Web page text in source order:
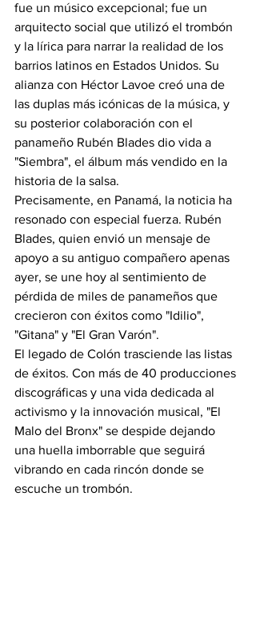
fue un músico excepcional; fue un
arquitecto social que utilizó el trombón
y la lírica para narrar la realidad de los
barrios latinos en Estados Unidos. Su
alianza con Héctor Lavoe creó una de
las duplas más icónicas de la música, y
su posterior colaboración con el
panameño Rubén Blades dio vida a
"Siembra", el álbum más vendido en la
historia de la salsa.
Precisamente, en Panamá, la noticia ha
resonado con especial fuerza. Rubén
Blades, quien envió un mensaje de
apoyo a su antiguo compañero apenas
ayer, se une hoy al sentimiento de
pérdida de miles de panameños que
crecieron con éxitos como "Idilio",
"Gitana" y "El Gran Varón".
El legado de Colón trasciende las listas
de éxitos. Con más de 40 producciones
discográficas y una vida dedicada al
activismo y la innovación musical, "El
Malo del Bronx" se despide dejando
una huella imborrable que seguirá
vibrando en cada rincón donde se
escuche un trombón.